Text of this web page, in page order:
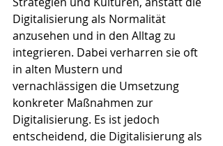
Digitalisierung als Normalität
anzusehen und in den Alltag zu
integrieren. Dabei verharren sie oft
in alten Mustern und
vernachlässigen die Umsetzung
konkreter Maßnahmen zur
Digitalisierung. Es ist jedoch
entscheidend, die Digitalisierung als